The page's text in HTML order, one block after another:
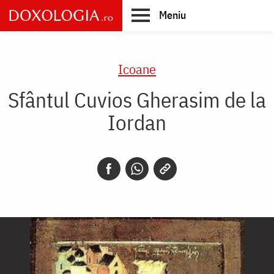
Skip
to
main
Meniu
Icoane
Sfântul Cuvios Gherasim de la
Iordan